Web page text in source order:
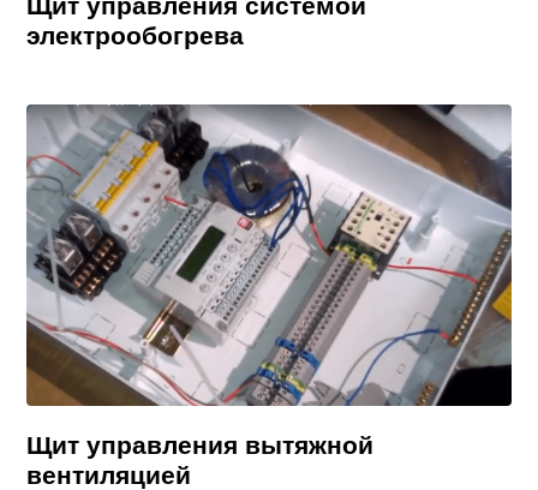
Щит управления системой
электрообогрева
Щит управления вытяжной
вентиляцией